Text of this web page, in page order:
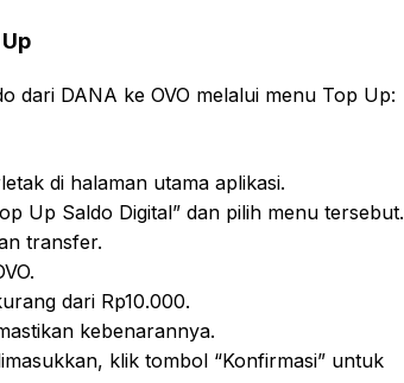
dari DANA ke OVO melalui menu Top Up:
di halaman utama aplikasi.
Up Saldo Digital” dan pilih menu tersebut.
transfer.
dari Rp10.000.
kebenarannya.
klik tombol “Konfirmasi” untuk